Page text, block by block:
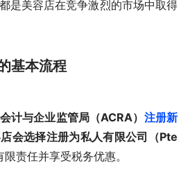
是美容店在竞争激烈的市场中取得
基本流程
计与企业监管局（ACRA） 注册新
会选择注册为私人有限公司（Pte
限责任并享受税务优惠。